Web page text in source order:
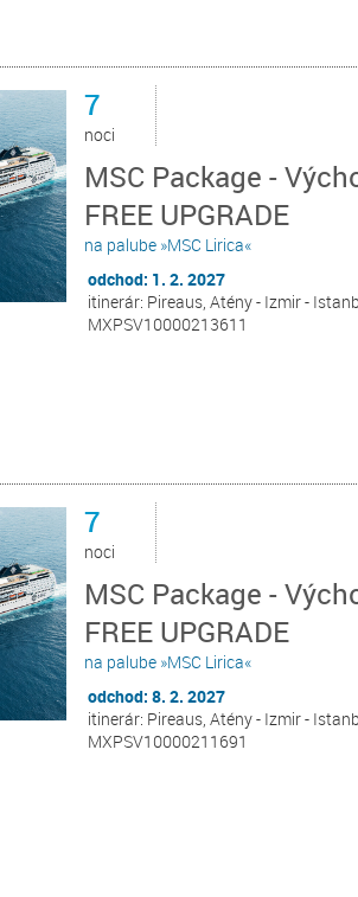
7
noci
MSC Package -
FREE UPGRADE
na palube »MSC Lirica«
odchod: 1. 2. 2027
itinerár: Pireaus, Atény - Izmir -
MXPSV10000213611
7
noci
MSC Package -
FREE UPGRADE
na palube »MSC Lirica«
odchod: 8. 2. 2027
itinerár: Pireaus, Atény - Izmir -
MXPSV10000211691